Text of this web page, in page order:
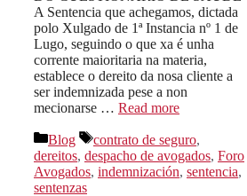
A Sentencia que achegamos, dictada
polo Xulgado de 1ª Instancia nº 1 de
Lugo, seguindo o que xa é unha
corrente maioritaria na materia,
establece o dereito da nosa cliente a
ser indemnizada pese a non
mecionarse … Read more
Categorías
Blog Etiquetas
contrato de seguro,
dereitos, despacho de avogados, Foro
Avogados, indemnización, sentencia,
sentenzas